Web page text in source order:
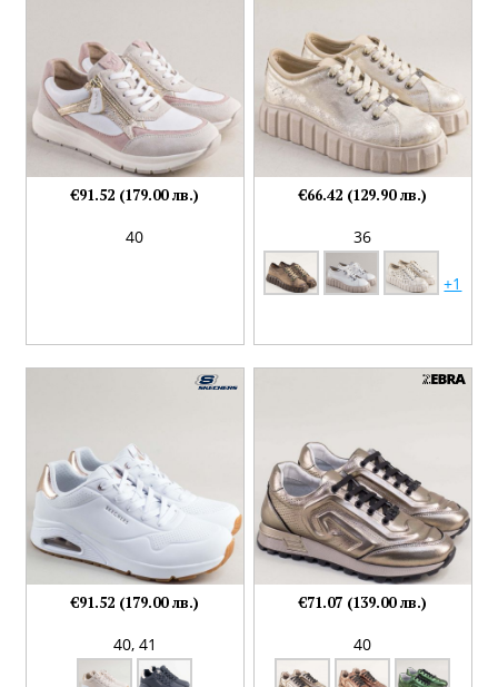
40
€91.52 (179.00 лв.)
36
+1
€66.42 (129.90 лв.)
40, 41
€91.52 (179.00 лв.)
40
€71.07 (139.00 лв.)